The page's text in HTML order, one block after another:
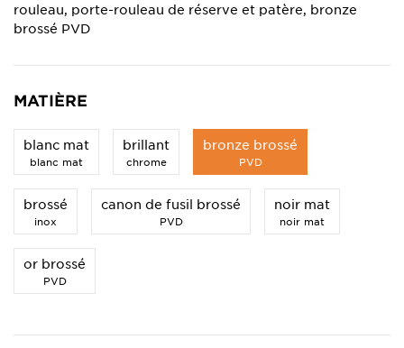
rouleau, porte-rouleau de réserve et patère, bronze
brossé PVD
MATIÈRE
blanc mat
blanc mat
brillant
chrome
bronze brossé
PVD
brossé
inox
canon de fusil brossé
PVD
noir mat
noir mat
or brossé
PVD